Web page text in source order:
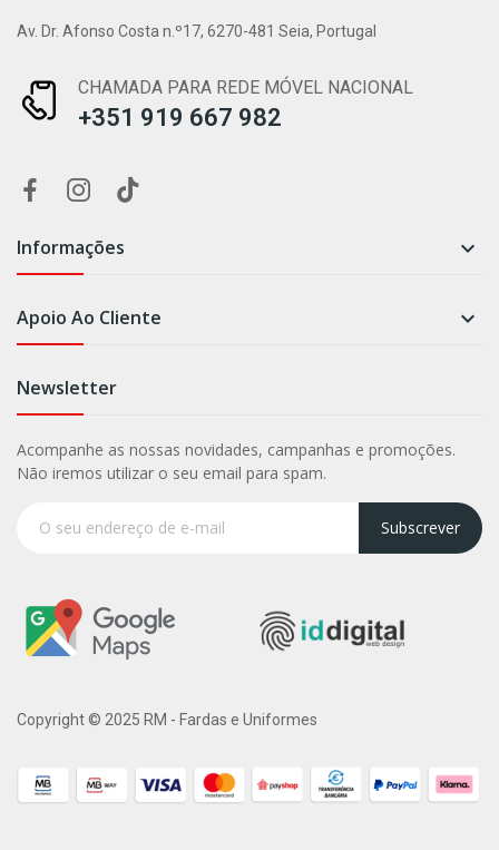
Av. Dr. Afonso Costa n.º17, 6270-481 Seia, Portugal
CHAMADA PARA REDE MÓVEL NACIONAL
+351 919 667 982
Informações 
Apoio Ao Cliente 
Newsletter
Acompanhe as nossas novidades, campanhas e promoções.
Não iremos utilizar o seu email para spam.
Subscrever
Copyright © 2025 RM - Fardas e Uniformes